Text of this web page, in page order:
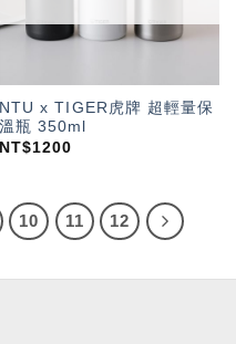
NTU x TIGER虎牌 超輕量保
溫瓶 350ml
NT$1200
10 11 12